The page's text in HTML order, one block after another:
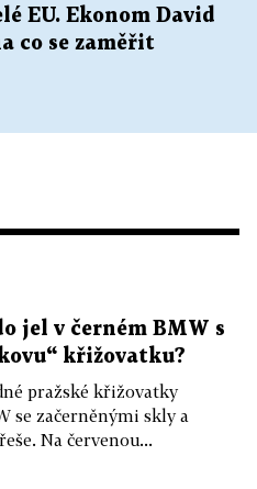
EU. Ekonom David
co se zaměřit
jel v černém BMW s
křižovatku?
pražské křižovatky
se začerněnými skly a
Na červenou...